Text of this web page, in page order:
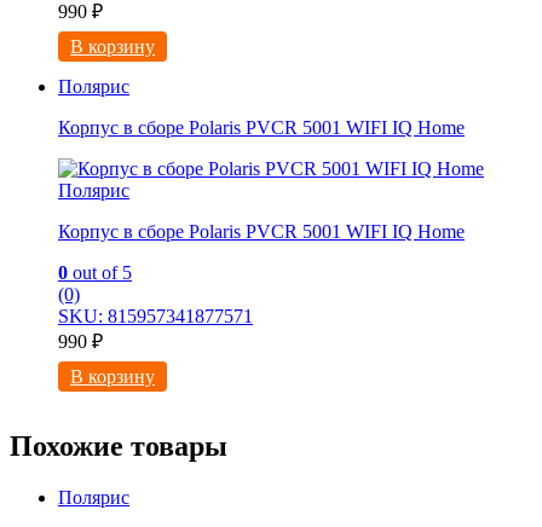
990 ₽
В корзину
Полярис
Корпус в сборе Polaris PVCR 5001 WIFI IQ Home
Полярис
Корпус в сборе Polaris PVCR 5001 WIFI IQ Home
0 out of 5
(0)
SKU: 815957341877571
990 ₽
В корзину
Похожие товары
Полярис